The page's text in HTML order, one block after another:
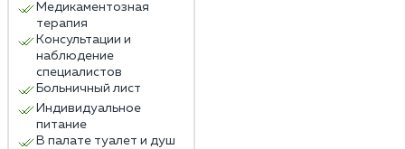
Медикаментозная
терапия
Консультации и
наблюдение
специалистов
Больничный лист
Индивидуальное
питание
В палате туалет и душ